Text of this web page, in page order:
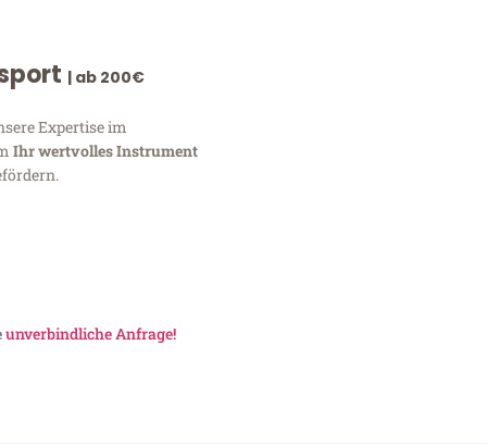
| ab 200€
Expertise im
Ihr wertvolles Instrument
unverbindliche Anfrage!